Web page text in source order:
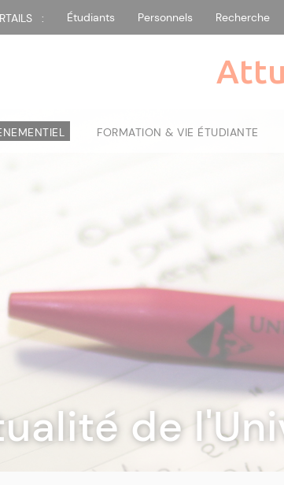
: Étudiants Personnels Recherche
FORMATION & VIE ÉTUDIANTE
de